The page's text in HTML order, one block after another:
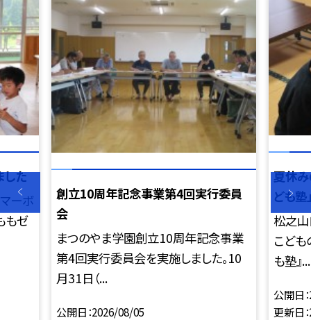
した
ーボ
もゼ
創立10周年記念事業第4回実行委員
会
まつのやま学園創立10周年記念事業
第4回実行委員会を実施しました。10
月31日（...
公開日 2026/08/05
夏休み
ども塾
松之
こども
も塾』...
公開日
更新日